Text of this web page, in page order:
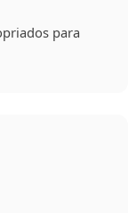
para